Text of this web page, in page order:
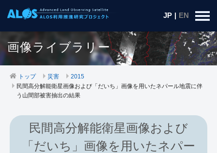
JP | EN
画像ライブラリー
トップ 災害
2015
民間高分解能衛星画像および「だいち」画像を用いたネパール地震に伴
う山間部被害抽出の結果
民間高分解能衛星画像および
「だいち」画像を用いたネパー